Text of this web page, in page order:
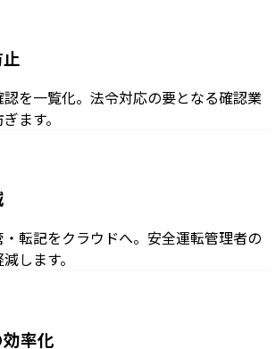
を一覧化。法令対応の要となる確認業
ます。
転記をクラウドへ。安全運転管理者の
します。
率化